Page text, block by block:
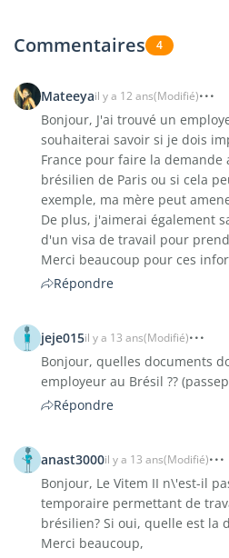
Commentaires 4
Mateeyail y a 12 ans(Modifié)
Bonjour, J'ai trouvé un
souhaiterai savoir si je dois
France pour faire la
brésilien de Paris ou si cela
exemple, ma mère peut
De plus, j'aimerai également
d'un visa de travail pour
Merci beaucoup pour ces
Répondre
jeje015il y a 13 ans(Modifié)
Bonjour, quelles documents
employeur au Brésil ??
Répondre
anast3000il y a 13 ans(Modifié)
Bonjour, Le Vitem II n\'est-il
temporaire permettant de
brésilien? Si oui, quelle est la
Merci beaucoup,